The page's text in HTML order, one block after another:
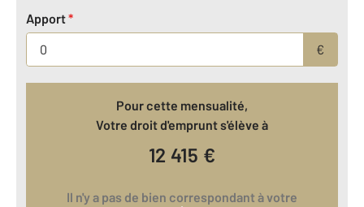
Apport*
€
Pour cette mensualité,
Votre droit d'emprunt s'élève à
12 415 €
Il n'y a pas de bien correspondant à votre